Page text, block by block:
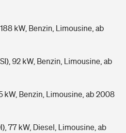
kW, Benzin, Limousine, ab
92 kW, Benzin, Limousine, ab
kW, Benzin, Limousine, ab 2008
77 kW, Diesel, Limousine, ab